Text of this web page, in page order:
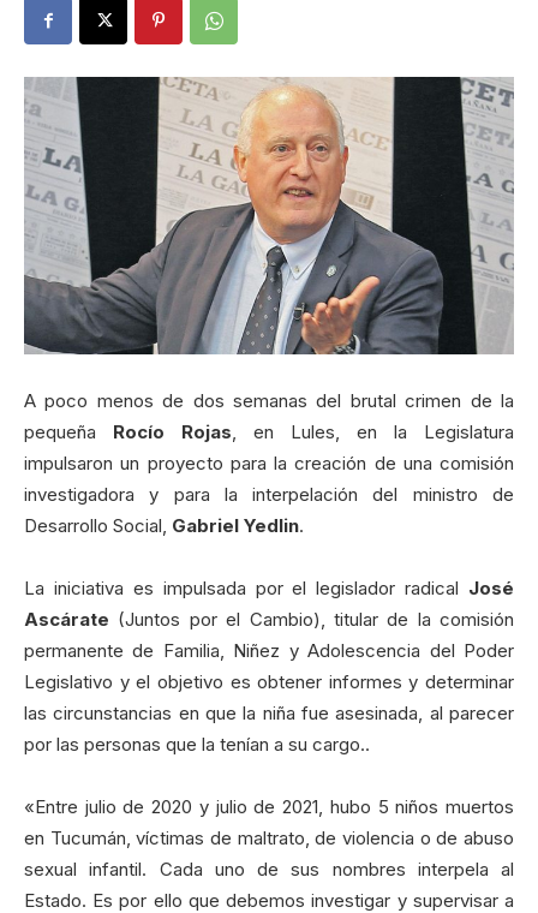
A poco menos de dos semanas del brutal crimen de la
pequeña Rocío Rojas, en Lules, en la Legislatura
impulsaron un proyecto para la creación de una comisión
investigadora y para la interpelación del ministro de
Desarrollo Social, Gabriel Yedlin.
La iniciativa es impulsada por el legislador radical José
Ascárate (Juntos por el Cambio), titular de la comisión
permanente de Familia, Niñez y Adolescencia del Poder
Legislativo y el objetivo es obtener informes y determinar
las circunstancias en que la niña fue asesinada, al parecer
por las personas que la tenían a su cargo..
«Entre julio de 2020 y julio de 2021, hubo 5 niños muertos
en Tucumán, víctimas de maltrato, de violencia o de abuso
sexual infantil. Cada uno de sus nombres interpela al
Estado. Es por ello que debemos investigar y supervisar a